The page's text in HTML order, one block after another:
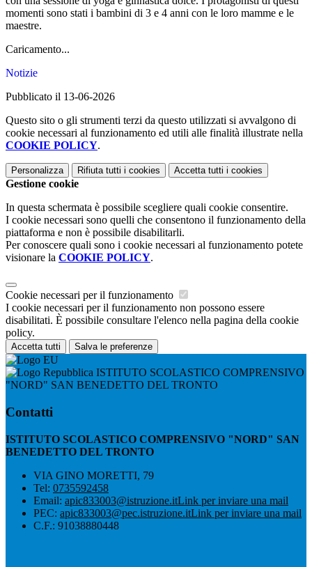
momenti sono stati i bambini di 3 e 4 anni con le loro mamme e le
maestre.
Caricamento...
Notizie
Pubblicato il 13-06-2026
Questo sito o gli strumenti terzi da questo utilizzati si avvalgono di
cookie necessari al funzionamento ed utili alle finalità illustrate nella
COOKIE POLICY.
Personalizza Rifiuta tutti i cookies Accetta tutti i cookies
Gestione cookie
In questa schermata è possibile scegliere quali cookie consentire.
I cookie necessari sono quelli che consentono il funzionamento della
piattaforma e non è possibile disabilitarli.
Per conoscere quali sono i cookie necessari al funzionamento potete
visionare la COOKIE POLICY.
Cookie necessari per il funzionamento
I cookie necessari per il funzionamento non possono essere
disabilitati. È possibile consultare l'elenco nella pagina della cookie
policy.
Accetta tutti Salva le preferenze
ISTITUTO SCOLASTICO COMPRENSIVO
"NORD" SAN BENEDETTO DEL TRONTO
Contatti
ISTITUTO SCOLASTICO COMPRENSIVO "NORD" SAN
BENEDETTO DEL TRONTO
VIA GINO MORETTI, 79
Tel: 0735592458
Email: apic833003@istruzione.itLink per inviare una mail
PEC: apic833003@pec.istruzione.itLink per inviare una mail
C.F.: 91038880448